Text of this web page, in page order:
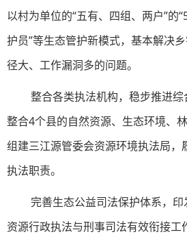
以村为单位的“五有、四组、两户”的
护员”等生态管护新模式，基本解决
径大、工作漏洞多的问题。
整合各类执法机构，稳步推进综
整合4个县的自然资源、生态环境、
组建三江源管委会资源环境执法局，
执法职责。
完善生态公益司法保护体系，
资源行政执法与刑事司法有效衔接工